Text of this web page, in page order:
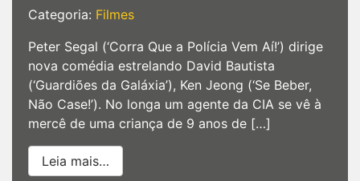
Categoria: Filmes
Peter Segal (‘Corra Que a Polícia Vem Aí!’) dirige
nova comédia estrelando David Bautista
(‘Guardiões da Galáxia’), Ken Jeong (‘Se Beber,
Não Case!’). No longa um agente da CIA se vê à
mercê de uma criança de 9 anos de […]
Leia mais…